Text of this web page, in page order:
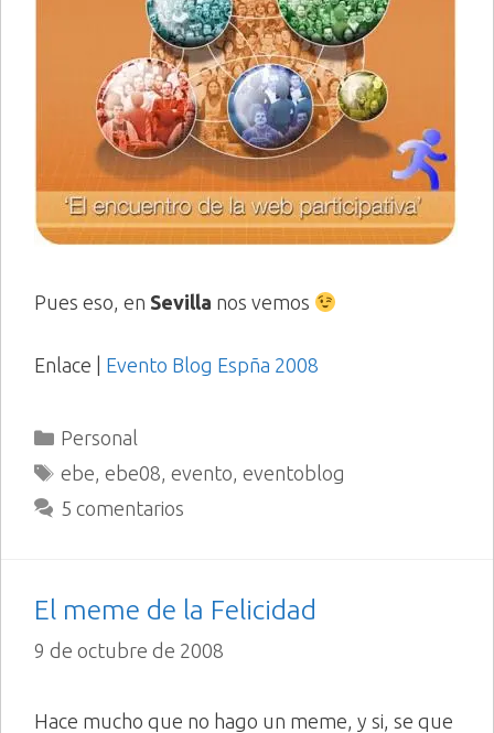
Pues eso, en Sevilla nos vemos
Enlace | Evento Blog Espña 2008
Categorías
Personal
Etiquetas
ebe ebe08 evento eventoblog
5 comentarios
El meme de la Felicidad
9 de octubre de 2008
Hace mucho que no hago un meme, y si, se que